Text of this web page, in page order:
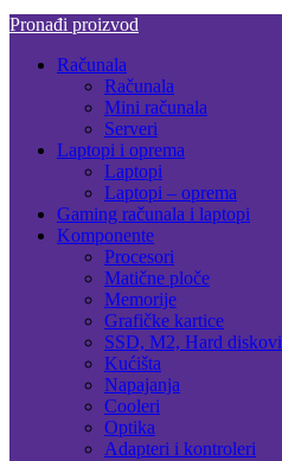
Pronađi proizvod
Računala
Računala
Mini računala
Serveri
Laptopi i oprema
Laptopi
Laptopi – oprema
Gaming računala i laptopi
Komponente
Procesori
Matične ploče
Memorije
Grafičke kartice
SSD, M2, Hard diskovi
Kućišta
Napajanja
Cooleri
Optika
Adapteri i kontroleri